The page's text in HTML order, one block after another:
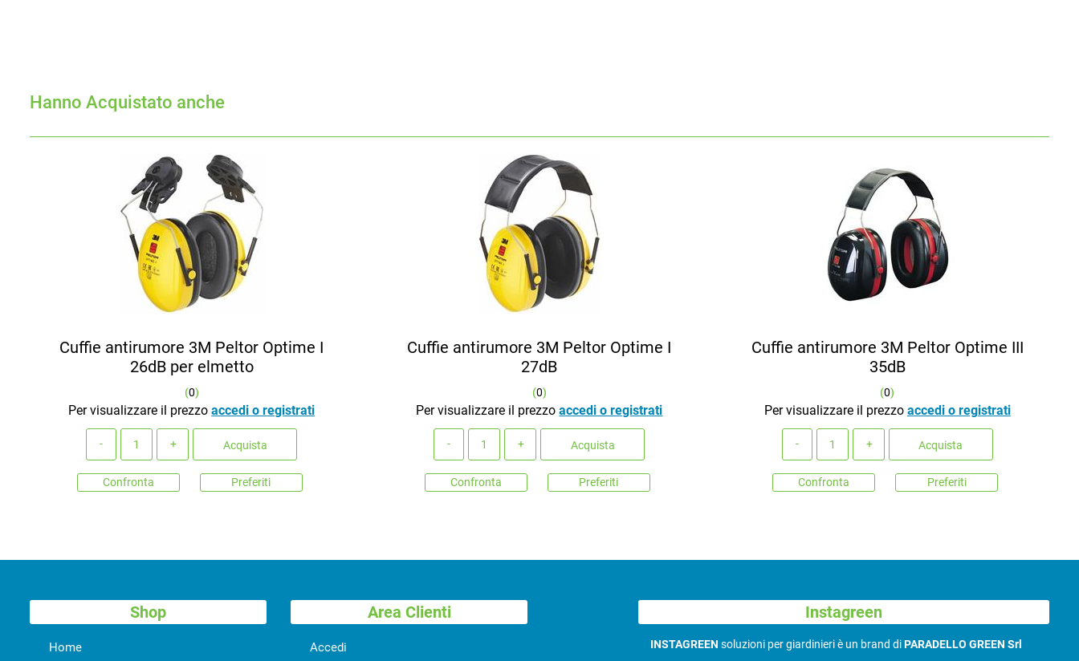
Hanno Acquistato anche
Cuffie antirumore 3M Peltor Optime I
26dB per elmetto
(0)
Per visualizzare il prezzoaccedi o registrati
Acquista
Confronta Preferiti
Cuffie antirumore 3M Peltor Optime I
27dB
(0)
Per visualizzare il prezzoaccedi o registrati
Acquista
Confronta Preferiti
Cuffie antirumore 3M Peltor Optime III
35dB
(0)
Per visualizzare il prezzo accedi o registrati
Acquista
Confronta Preferiti
Shop
Home
Area Clienti
Accedi
Instagreen
INSTAGREENsoluzioni per giardinieri è un brand diPARADELLO GREEN Srl